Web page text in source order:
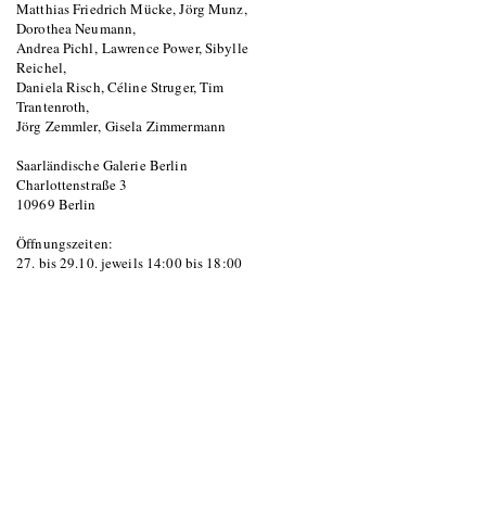
Matthias Friedrich Mücke, Jörg Munz,
Dorothea Neumann,
Andrea Pichl, Lawrence Power, Sibylle
Reichel,
Daniela Risch, Céline Struger, Tim
Trantenroth,
Jörg Zemmler, Gisela Zimmermann
Saarländische Galerie Berlin
Charlottenstraße 3
10969 Berlin
Öffnungszeiten:
27. bis 29.10. jeweils 14:00 bis 18:00